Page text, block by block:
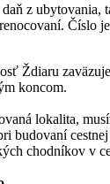
z
Číslo
Ždiaru
koncom.
lokalita,
budovaní
chodníkov v